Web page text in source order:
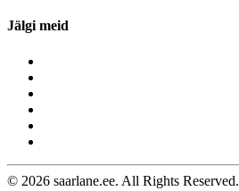
Jälgi meid
© 2026 saarlane.ee. All Rights Reserved.